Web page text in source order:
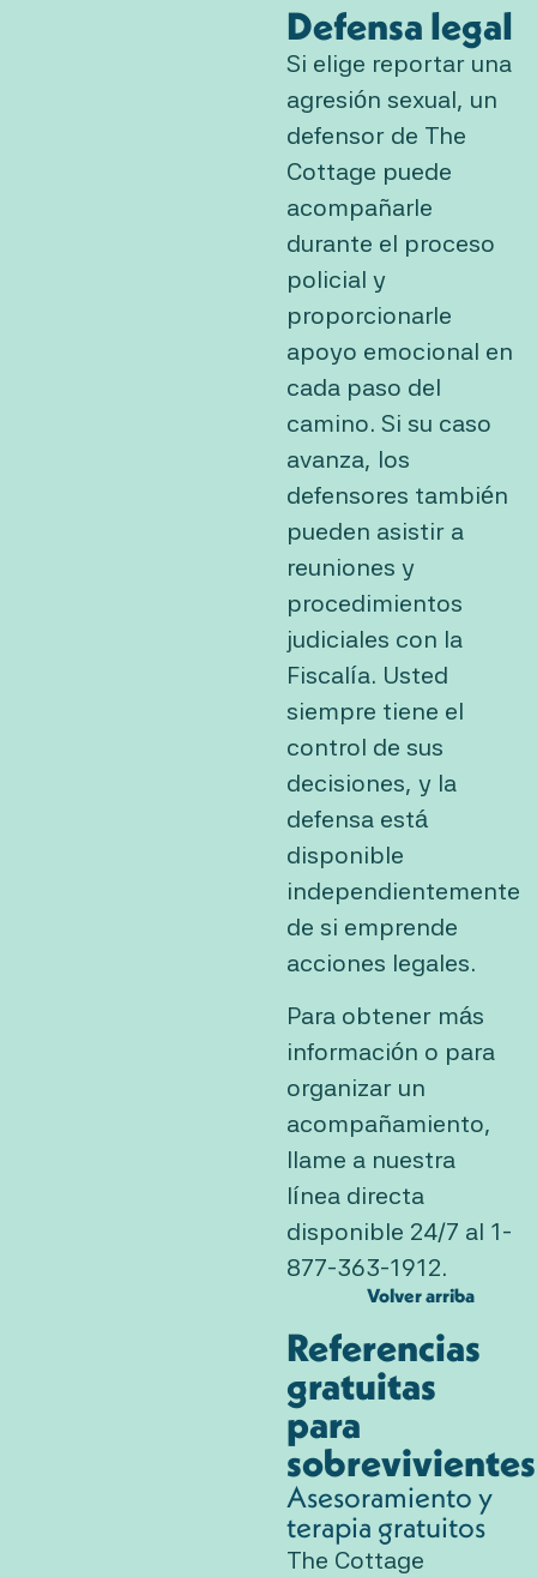
Defensa legal
Si elige reportar una
agresión sexual, un
defensor de The
Cottage puede
acompañarle
durante el proceso
policial y
proporcionarle
apoyo emocional en
cada paso del
camino. Si su caso
avanza, los
defensores también
pueden asistir a
reuniones y
procedimientos
judiciales con la
Fiscalía. Usted
siempre tiene el
control de sus
decisiones, y la
defensa está
disponible
independientemente
de si emprende
acciones legales.
Para obtener más
información o para
organizar un
acompañamiento,
llame a nuestra
línea directa
disponible 24/7 al 1-
877-363-1912.
Volver arriba
Referencias
gratuitas
para
sobrevivientes
Asesoramiento y
terapia gratuitos
The Cottage